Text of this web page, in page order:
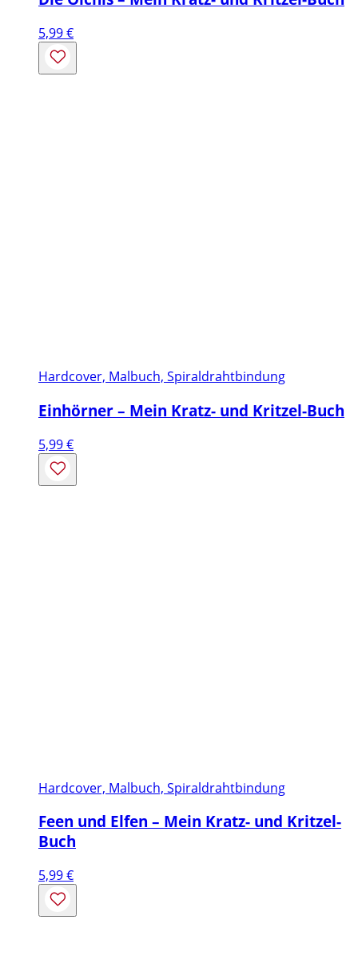
5,99€
Hardcover, Malbuch, Spiraldrahtbindung
Einhörner – Mein Kratz- und Kritzel-Buch
5,99€
Hardcover, Malbuch, Spiraldrahtbindung
Feen und Elfen – Mein Kratz- und Kritzel-
Buch
5,99€